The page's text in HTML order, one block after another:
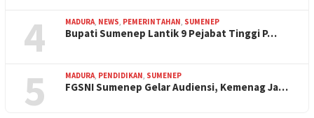
4 MADURA, NEWS, PEMERINTAHAN, SUMENEP
Bupati Sumenep Lantik 9 Pejabat Tinggi P…
5 MADURA, PENDIDIKAN, SUMENEP
FGSNI Sumenep Gelar Audiensi, Kemenag Ja…